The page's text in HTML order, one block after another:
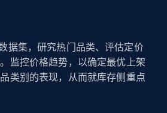
立即购买
据集，研究热门品类、评估定价
监控价格趋势，以确定最优上架
类别的表现，从而就库存侧重点